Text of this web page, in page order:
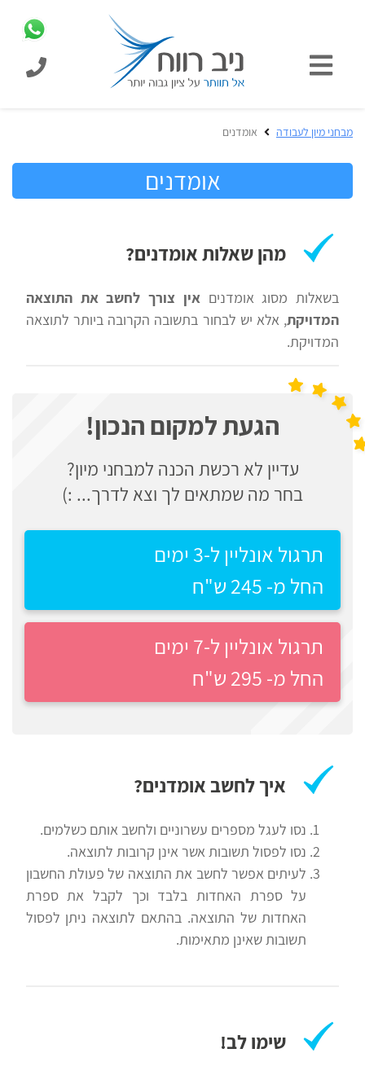
כניסת
תלמידים
למבחני
לעבודה
כללי
מבחנים
פסיכוטכניים
מילא
שפי
נציבות
המדינה
משטרה
המוצרים
מבית
רווח
בחינות
קבלה
לאקדמיה
הכנה
לצה"ל
יסודיים
ביניים
הכנה
למבחני
מיון
לעבודה
חיפוש
מבחני מיון לעבודה אומדנים
אומדנים
מהן שאלות אומדנים?
בשאלות מסוג אומדנים אין צורך לחשב את התוצאה
המדויקת, אלא יש לבחור בתשובה הקרובה ביותר לתוצאה
המדויקת.
הגעת למקום הנכון!
עדיין לא רכשת הכנה למבחני מיון?
בחר מה שמתאים לך וצא לדרך... :)
תרגול אונליין ל-3 ימים
החל מ- 245 ש"ח
תרגול אונליין ל-7 ימים
החל מ- 295 ש"ח
איך לחשב אומדנים?
נסו לעגל מספרים עשרוניים ולחשב אותם כשלמים.
נסו לפסול תשובות אשר אינן קרובות לתוצאה.
לעיתים אפשר לחשב את התוצאה של פעולת החשבון
על ספרת האחדות בלבד וכך לקבל את ספרת
האחדות של התוצאה. בהתאם לתוצאה ניתן לפסול
תשובות שאינן מתאימות.
שימו לב!